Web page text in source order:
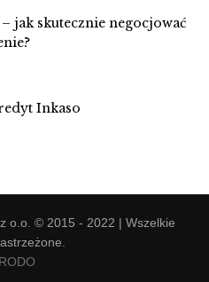
jak skutecznie negocjować
Inkaso
o.o. © 2015 - 2022 | Wszelkie
RODO